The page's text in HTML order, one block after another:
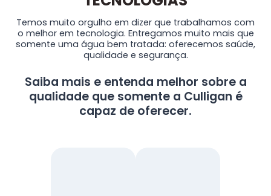
Temos muito orgulho em dizer que trabalhamos com
o melhor em tecnologia. Entregamos muito mais que
somente uma água bem tratada: oferecemos saúde,
qualidade e segurança.
Saiba mais e entenda melhor sobre a
qualidade que somente a Culligan é
capaz de oferecer.